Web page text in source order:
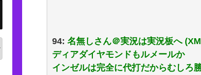
94: 名無しさん＠実況は実況板へ
ディアダイヤモンドもルメールか
インゼルは完全に代打だからむしろ